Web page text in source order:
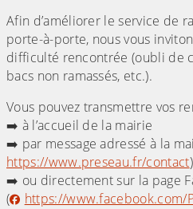
Afin d’améliorer le service de
porte-à-porte, nous vous
difficulté rencontrée (oubli de
bacs non ramassés, etc.).
Vous pouvez transmettre vos
➡️ à l’accueil de la mairie
➡️ par message adressé à la
https://www.preseau.fr/contact)
➡️ ou directement sur la page
(
https://www.facebook.com/